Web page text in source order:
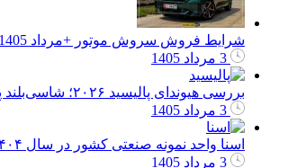
شرایط فروش سروش موتور +مرداد 1405
بررسی هیوندای پالیسید ۲۰۲۶؛ شاسی‌بلند پرچم‌دار هیوندای در بازار ایران
اسنا واحد نمونه صنعتی کشور در سال ۱۴۰۴ شد